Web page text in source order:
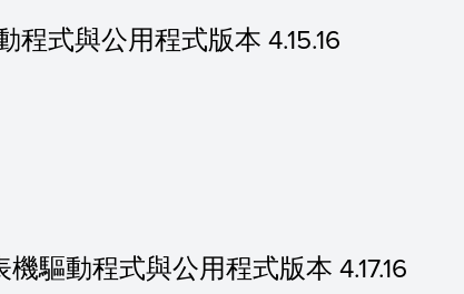
程式與公用程式版本 4.15.16
驅動程式與公用程式版本 4.17.16